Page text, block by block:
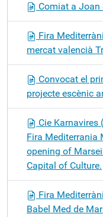
Comiat a Joan
Fira
mercat valencià
Convocat el
projecte escènic
Cie
Fira Mediterrania
opening of
Capital of Culture.
Fira
Babel Med de